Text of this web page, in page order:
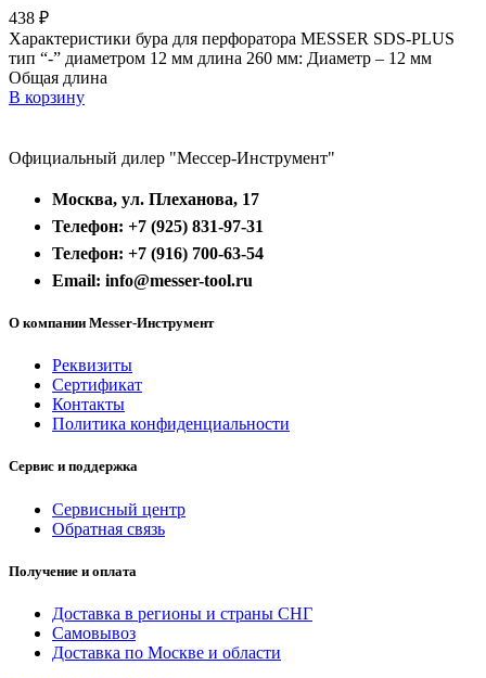
438 ₽
Характеристики бура для перфоратора MESSER SDS-PLUS
тип “-” диаметром 12 мм длина 260 мм: Диаметр – 12 мм
Общая длина
В корзину
Официальный дилер "Мессер-Инструмент"
Москва, ул. Плеханова, 17
Телефон: +7 (925) 831-97-31
Телефон: +7 (916) 700-63-54
Email: info@messer-tool.ru
О компании Messer-Инструмент
Реквизиты
Сертификат
Контакты
Политика конфиденциальности
Сервис и поддержка
Сервисный центр
Обратная связь
Получение и оплата
Доставка в регионы и страны СНГ
Самовывоз
Доставка по Москве и области